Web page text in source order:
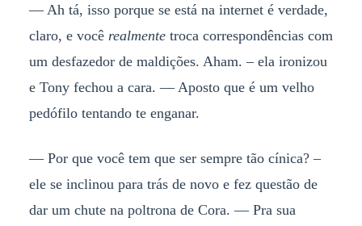
— Ah tá, isso porque se está na internet é verdade,
claro, e você realmente troca correspondências com
um desfazedor de maldições. Aham. – ela ironizou
e Tony fechou a cara. — Aposto que é um velho
pedófilo tentando te enganar.
— Por que você tem que ser sempre tão cínica? –
ele se inclinou para trás de novo e fez questão de
dar um chute na poltrona de Cora. — Pra sua